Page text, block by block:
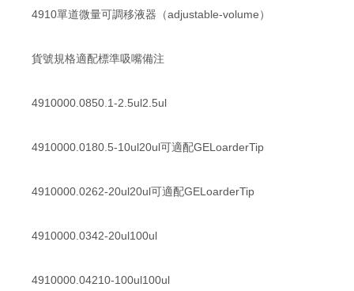
4910單道微量可調移液器（adjustable-volume）
貨號規格適配標準吸嘴備注
4910000.0850.1-2.5ul2.5ul
4910000.0180.5-10ul20ul可適配GELoarderTip
4910000.0262-20ul20ul可適配GELoarderTip
4910000.0342-20ul100ul
4910000.04210-100ul100ul